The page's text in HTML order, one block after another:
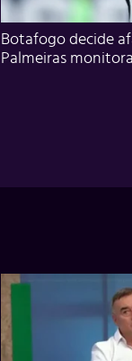
Botafogo decide
Palmeiras